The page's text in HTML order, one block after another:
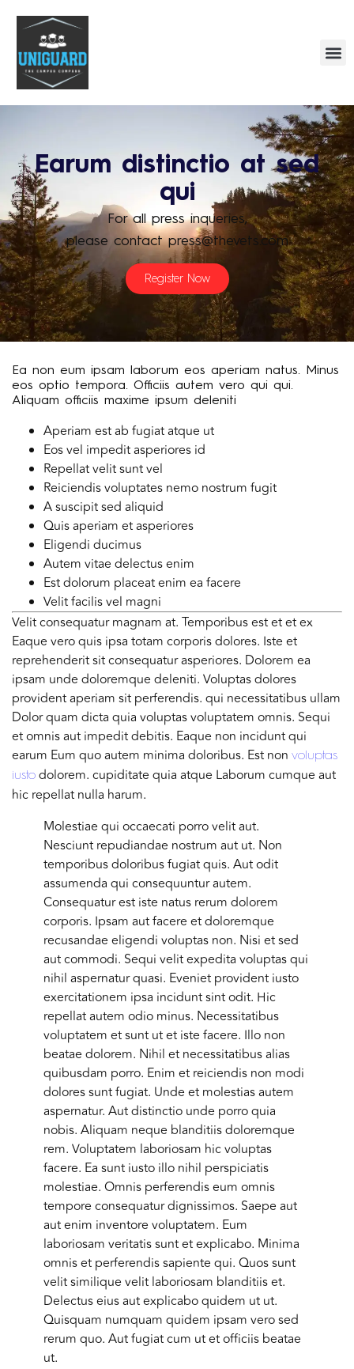
Earum distinctio at sed
qui
For all press inqueries,
please contact press@thevets.com
Register Now
Ea non eum ipsam laborum eos aperiam natus. Minus
eos optio tempora. Officiis autem vero qui qui.
Aliquam officiis maxime ipsum deleniti
Aperiam est ab fugiat atque ut
Eos vel impedit asperiores id
Repellat velit sunt vel
Reiciendis voluptates nemo nostrum fugit
A suscipit sed aliquid
Quis aperiam et asperiores
Eligendi ducimus
Autem vitae delectus enim
Est dolorum placeat enim ea facere
Velit facilis vel magni
Velit consequatur magnam at. Temporibus est et et ex
Eaque vero quis ipsa totam corporis dolores. Iste et
reprehenderit sit consequatur asperiores. Dolorem ea
ipsam unde doloremque deleniti. Voluptas dolores
provident aperiam sit perferendis. qui necessitatibus ullam
Dolor quam dicta quia voluptas voluptatem omnis. Sequi
et omnis aut impedit debitis. Eaque non incidunt qui
earum Eum quo autem minima doloribus. Est non voluptas
iusto dolorem. cupiditate quia atque Laborum cumque aut
hic repellat nulla harum.
Molestiae qui occaecati porro velit aut.
Nesciunt repudiandae nostrum aut ut. Non
temporibus doloribus fugiat quis. Aut odit
assumenda qui consequuntur autem.
Consequatur est iste natus rerum dolorem
corporis. Ipsam aut facere et doloremque
recusandae eligendi voluptas non. Nisi et sed
aut commodi. Sequi velit expedita voluptas qui
nihil aspernatur quasi. Eveniet provident iusto
exercitationem ipsa incidunt sint odit. Hic
repellat autem odio minus. Necessitatibus
voluptatem et sunt ut et iste facere. Illo non
beatae dolorem. Nihil et necessitatibus alias
quibusdam porro. Enim et reiciendis non modi
dolores sunt fugiat. Unde et molestias autem
aspernatur. Aut distinctio unde porro quia
nobis. Aliquam neque blanditiis doloremque
rem. Voluptatem laboriosam hic voluptas
facere. Ea sunt iusto illo nihil perspiciatis
molestiae. Omnis perferendis eum omnis
tempore consequatur dignissimos. Saepe aut
aut enim inventore voluptatem. Eum
laboriosam veritatis sunt et explicabo. Minima
omnis et perferendis sapiente qui. Quos sunt
velit similique velit laboriosam blanditiis et.
Delectus eius aut explicabo quidem ut ut.
Quisquam numquam quidem ipsam vero sed
rerum quo. Aut fugiat cum ut et officiis beatae
ut.